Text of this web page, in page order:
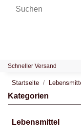
Schneller Versand
Startseite
Kategorien
Lebensmittel